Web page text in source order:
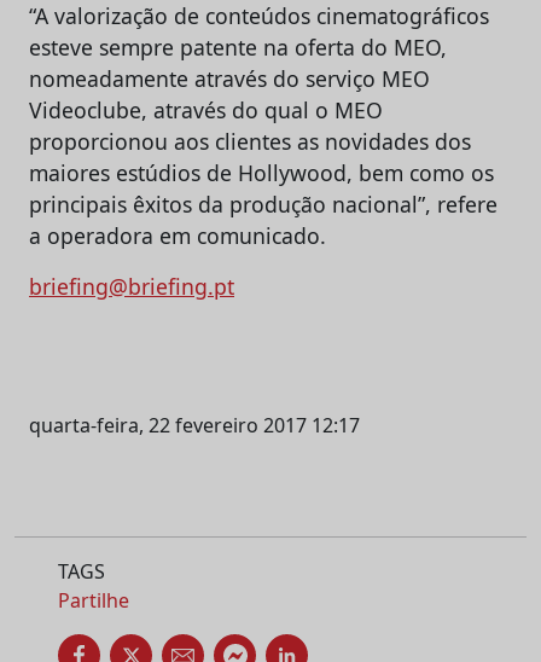
“A valorização de conteúdos cinematográficos
esteve sempre patente na oferta do MEO,
nomeadamente através do serviço MEO
Videoclube, através do qual o MEO
proporcionou aos clientes as novidades dos
maiores estúdios de Hollywood, bem como os
principais êxitos da produção nacional”, refere
a operadora em comunicado.
briefing@briefing.pt
quarta-feira, 22 fevereiro 2017 12:17
TAGS
Partilhe